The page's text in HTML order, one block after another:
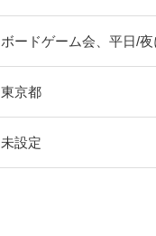
ボードゲーム会、平日/
東京都
未設定